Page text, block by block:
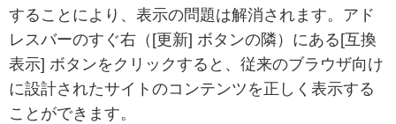
することにより、表示の問題は解消されます。アド
レスバーのすぐ右（[更新] ボタンの隣）にある[互換
表示] ボタンをクリックすると、従来のブラウザ向け
に設計されたサイトのコンテンツを正しく表示する
ことができます。